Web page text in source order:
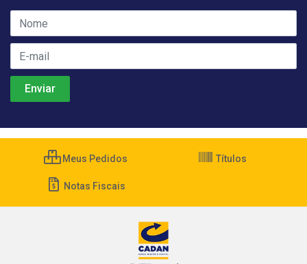
Meus Pedidos Títulos
Notas Fiscais